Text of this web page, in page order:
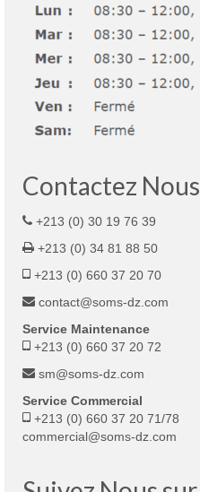
Contactez Nous
+213 (0) 30 19 76 39
+213 (0) 34 81 88 50
+213 (0) 660 37 20 70
contact@soms-dz.com
Service Maintenance
+213 (0) 660 37 20 72
sm@soms-dz.com
Service Commercial
+213 (0) 660 37 20 71/78
commercial@soms-dz.com